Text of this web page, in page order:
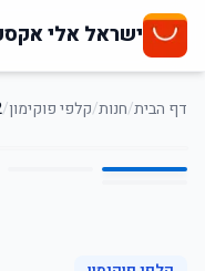
ישראל אלי
דף הבית/חנות/קלפי פוקימון/